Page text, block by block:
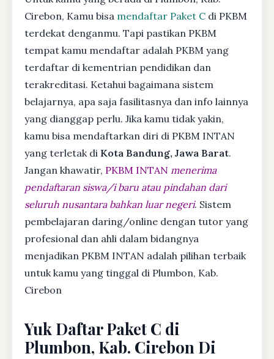
Cirebon, Kamu bisa mendaftar Paket C di PKBM
terdekat denganmu. Tapi pastikan PKBM
tempat kamu mendaftar adalah PKBM yang
terdaftar di kementrian pendidikan dan
terakreditasi. Ketahui bagaimana sistem
belajarnya, apa saja fasilitasnya dan info lainnya
yang dianggap perlu. Jika kamu tidak yakin,
kamu bisa mendaftarkan diri di PKBM INTAN
yang terletak di Kota Bandung, Jawa Barat.
Jangan khawatir, PKBM INTAN menerima
pendaftaran siswa/i baru atau pindahan dari
seluruh nusantara bahkan luar negeri. Sistem
pembelajaran daring/online dengan tutor yang
profesional dan ahli dalam bidangnya
menjadikan PKBM INTAN adalah pilihan terbaik
untuk kamu yang tinggal di Plumbon, Kab.
Cirebon
Yuk Daftar Paket C di
Plumbon, Kab. Cirebon Di